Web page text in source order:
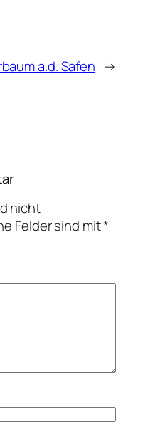
a.d. Safen →
nicht
Felder sind mit*